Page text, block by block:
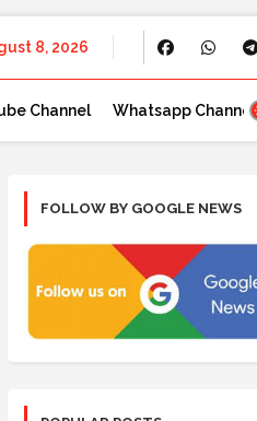
8, 2026
Channel Whatsapp Channel
FOLLOW BY GOOGLE NEWS